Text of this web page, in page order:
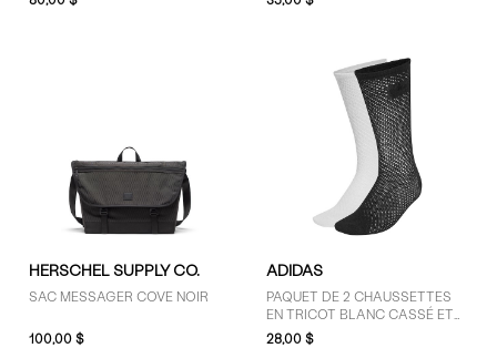
HERSCHEL SUPPLY CO.
SAC MESSAGER COVE NOIR
100,00 $
ADIDAS
PAQUET DE 2 CHAUSSETTES
EN TRICOT BLANC CASSÉ ET
NOIRES
28,00 $